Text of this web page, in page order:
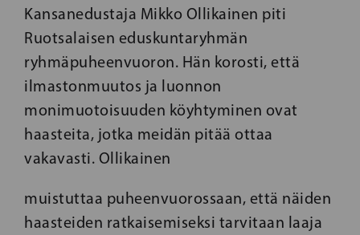
Kansanedustaja Mikko Ollikainen piti
Ruotsalaisen eduskuntaryhmän
ryhmäpuheenvuoron. Hän korosti, että
ilmastonmuutos ja luonnon
monimuotoisuuden köyhtyminen ovat
haasteita, jotka meidän pitää ottaa
vakavasti. Ollikainen
muistuttaa puheenvuorossaan, että näiden
haasteiden ratkaisemiseksi tarvitaan laaja